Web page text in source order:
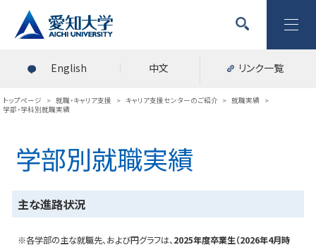
English 中文 リンク一覧
トップページ > 就職・キャリア支援 > キャリア支援センターのご紹介 > 就職実績 >
学部・学科別就職実績
学部別就職実績
主な進路状況
※各学部の主な就職先、および円グラフは、2025年度卒業生（2026年4月時